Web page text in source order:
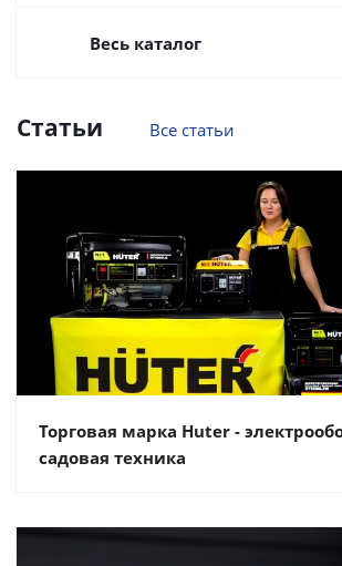
Весь каталог
Статьи Все статьи
Торговая марка Huter -
садовая техника